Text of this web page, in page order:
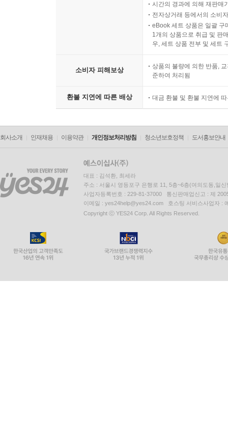
시간의 경과에 의해 재판매
전자상거래 등에서의 소비
eBook 세트 상품은 일괄 구
1개의 상품으로 취급 및 판
우, 세트 상품 전부 및 세트
소비자 피해보상
상품의 불량에 의한 반품,
준하여 처리됨
환불 지연에 따른 배상 대금 환불 및 환불 지연에
회사소개 인재채용 이용약관 개인정보처리방침 청소년보호정책 도서홍보안내
대표 : 김석환, 최세라
주소 : 서울시 영등포구 은행로 11, 5층~6층(여의도동,일신
사업자등록번호 : 229-81-37000 통신판매업신고 : 제
이메일 : yes24help@yes24.com 호스팅 서비스사업자 :
Copyright ⓒ YES24 Corp. All Rights Reserved.